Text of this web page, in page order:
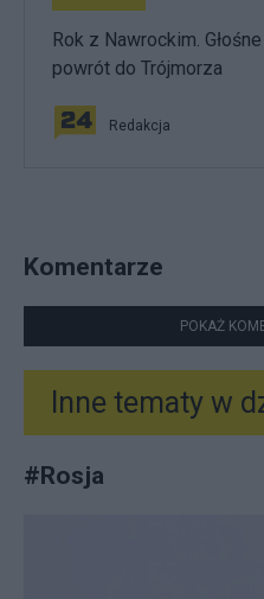
Rok z Nawrockim.
powrót do Trójmorza
Redakcja
Komentarze
POKAŻ
Inne tematy w
#Rosja